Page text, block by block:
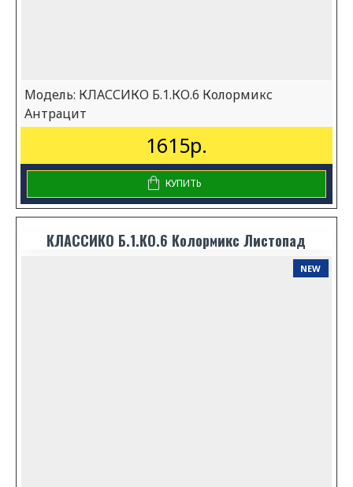
Модель: КЛАССИКО Б.1.КО.6 Колормикс
Антрацит
1615р.
КУПИТЬ
КЛАССИКО Б.1.КО.6 Колормикс Листопад
NEW